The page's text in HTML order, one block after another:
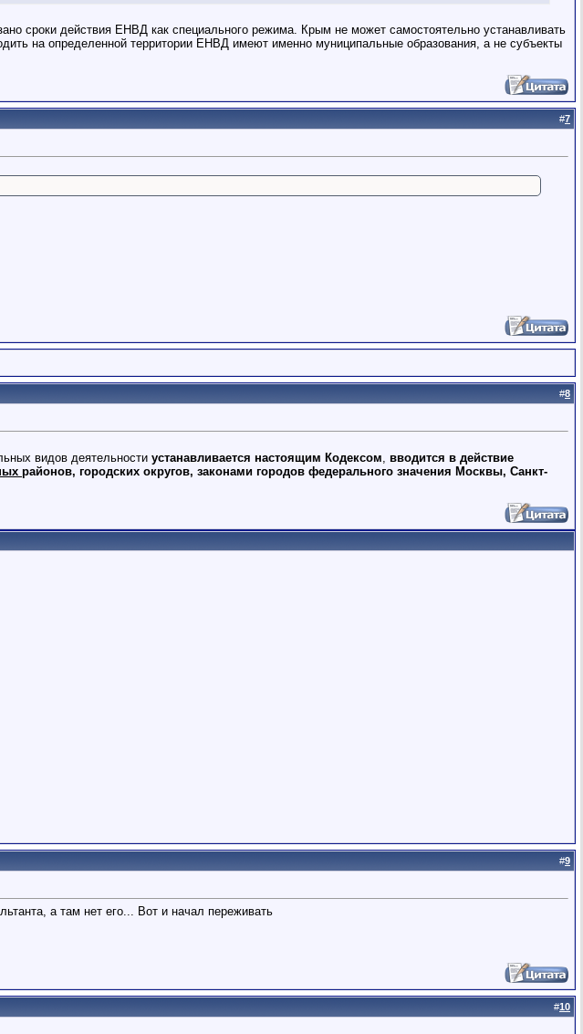
сроки действия ЕНВД как специального режима. Крым не может самостоятельно устанавливать
на определенной территории ЕНВД имеют именно муниципальные образования, а не субъекты
#7
#8
видов деятельности устанавливается настоящим Кодексом, вводится в действие
районов, городских округов, законами городов федерального значения Москвы, Санкт-
#9
а там нет его... Вот и начал переживать
#10